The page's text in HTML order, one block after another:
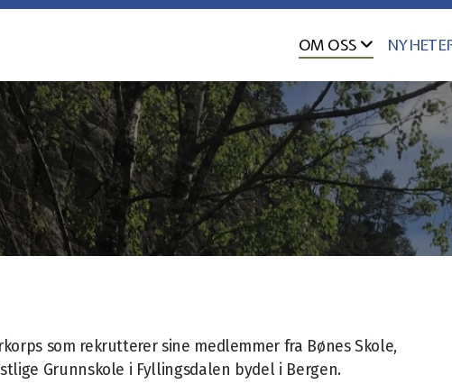
OM OSS
som rekrutterer sine medlemmer fra Bønes Skole,
Grunnskole i Fyllingsdalen bydel i Bergen.